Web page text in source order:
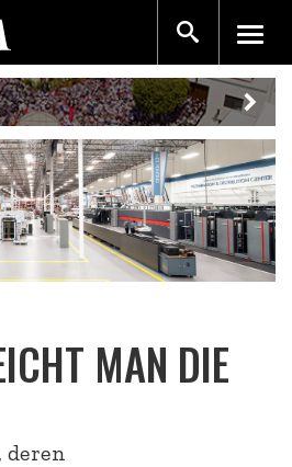
MAN DIE
deren